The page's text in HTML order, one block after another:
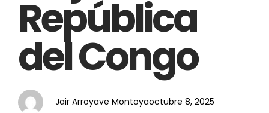
República
del Congo
Jair Arroyave Montoyaoctubre 8, 2025